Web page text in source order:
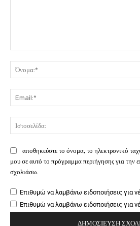
αποθηκεύστε το όνομα, το ηλεκτρονικό
μου σε αυτό το πρόγραμμα περιήγησης για την
σχολιάσω.
Επιθυμώ να λαμβάνω ειδοποιήσεις για
Επιθυμώ να λαμβάνω ειδοποιήσεις για